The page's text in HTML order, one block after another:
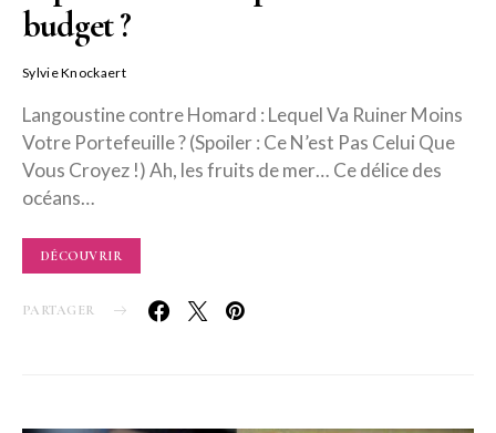
budget ?
Sylvie Knockaert
Langoustine contre Homard : Lequel Va Ruiner Moins
Votre Portefeuille ? (Spoiler : Ce N’est Pas Celui Que
Vous Croyez !) Ah, les fruits de mer… Ce délice des
océans…
DÉCOUVRIR
PARTAGER